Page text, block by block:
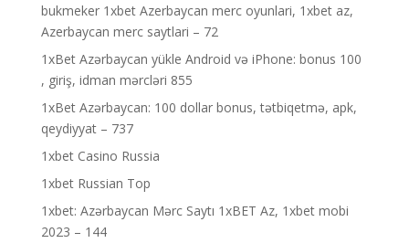
bukmeker 1xbet Azerbaycan merc oyunlari, 1xbet az,
Azerbaycan merc saytlari – 72
1xBet Azərbaycan yükle Android və iPhone: bonus 100
, giriş, idman mərcləri 855
1xBet Azərbaycan: 100 dollar bonus, tətbiqetmə, apk,
qeydiyyat – 737
1xbet Casino Russia
1xbet Russian Top
1xbet: Azərbaycan Mərc Saytı 1xBET Az, 1xbet mobi
2023 – 144